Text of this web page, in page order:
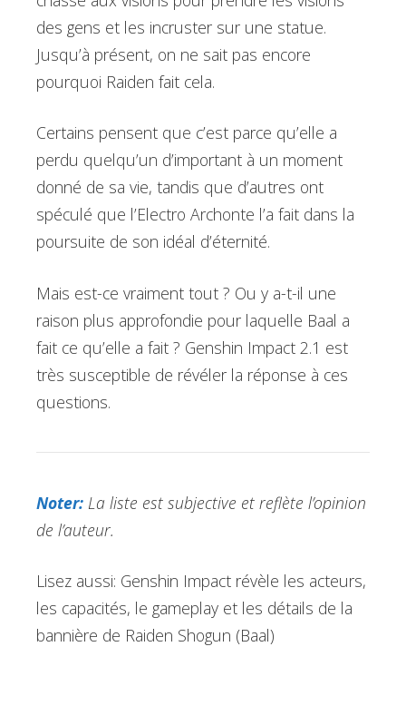
des gens et les incruster sur une statue.
Jusqu’à présent, on ne sait pas encore
pourquoi Raiden fait cela.
Certains pensent que c’est parce qu’elle a
perdu quelqu’un d’important à un moment
donné de sa vie, tandis que d’autres ont
spéculé que l’Electro Archonte l’a fait dans la
poursuite de son idéal d’éternité.
Mais est-ce vraiment tout ? Ou y a-t-il une
raison plus approfondie pour laquelle Baal a
fait ce qu’elle a fait ? Genshin Impact 2.1 est
très susceptible de révéler la réponse à ces
questions.
Noter: La liste est subjective et reflète l’opinion
de l’auteur.
Lisez aussi: Genshin Impact révèle les acteurs,
les capacités, le gameplay et les détails de la
bannière de Raiden Shogun (Baal)